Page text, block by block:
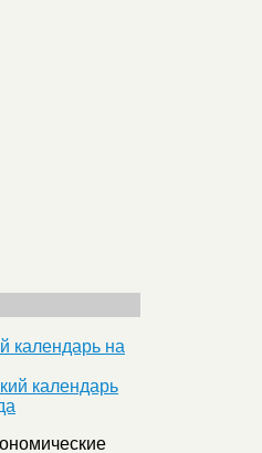
календарь на